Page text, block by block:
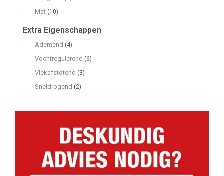
Mat (10)
Extra Eigenschappen
Ademend (4)
Vochtregulerend (6)
Vlekafstotend (3)
Sneldrogend (2)